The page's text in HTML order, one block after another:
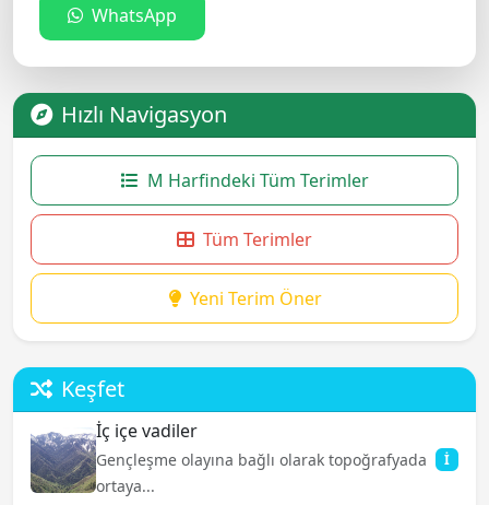
WhatsApp
Hızlı Navigasyon
M Harfindeki Tüm Terimler
Tüm Terimler
Yeni Terim Öner
Keşfet
İç içe vadiler
Gençleşme olayına bağlı olarak topoğrafyada
ortaya...
İ